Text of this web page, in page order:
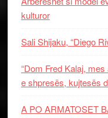
kulturor
Sali Shijaku, “Diego
“Dom Fred Kalaj,
e shpresës, kujtesës
A PO ARMATOSET